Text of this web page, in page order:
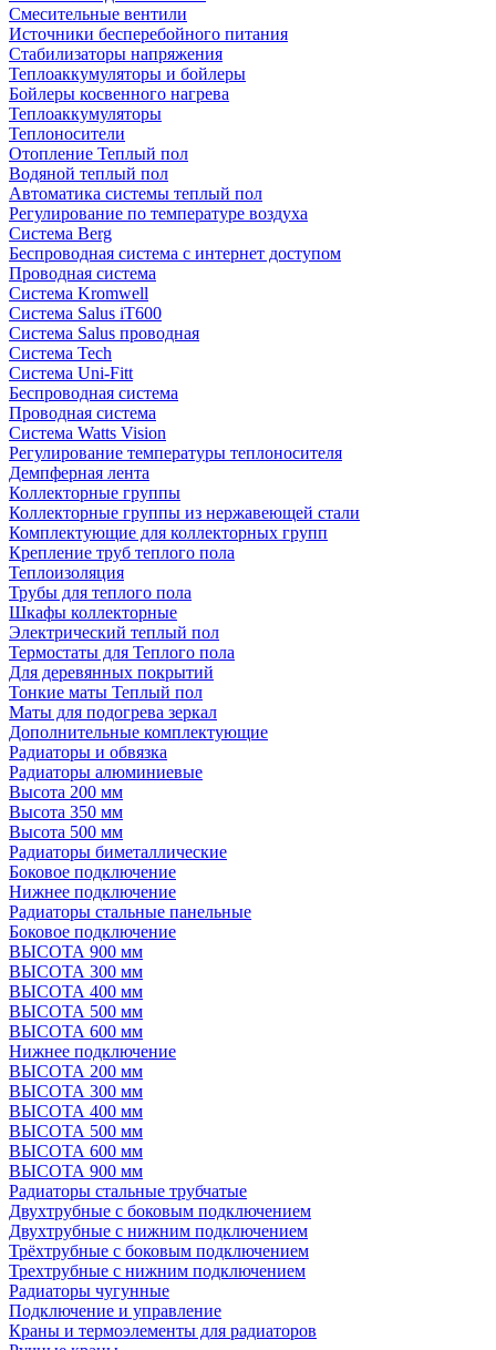
Смесительные вентили
Источники бесперебойного питания
Стабилизаторы напряжения
Теплоаккумуляторы и бойлеры
Бойлеры косвенного нагрева
Теплоаккумуляторы
Теплоносители
Отопление Теплый пол
Водяной теплый пол
Автоматика системы теплый пол
Регулирование по температуре воздуха
Система Berg
Беспроводная система с интернет доступом
Проводная система
Система Kromwell
Система Salus iT600
Система Salus проводная
Система Tech
Система Uni-Fitt
Беспроводная система
Проводная система
Система Watts Vision
Регулирование температуры теплоносителя
Демпферная лента
Коллекторные группы
Коллекторные группы из нержавеющей стали
Комплектующие для коллекторных групп
Крепление труб теплого пола
Теплоизоляция
Трубы для теплого пола
Шкафы коллекторные
Электрический теплый пол
Термостаты для Теплого пола
Для деревянных покрытий
Тонкие маты Теплый пол
Маты для подогрева зеркал
Дополнительные комплектующие
Радиаторы и обвязка
Радиаторы алюминиевые
Высота 200 мм
Высота 350 мм
Высота 500 мм
Радиаторы биметаллические
Боковое подключение
Нижнее подключение
Радиаторы стальные панельные
Боковое подключение
ВЫСОТА 900 мм
ВЫСОТА 300 мм
ВЫСОТА 400 мм
ВЫСОТА 500 мм
ВЫСОТА 600 мм
Нижнее подключение
ВЫСОТА 200 мм
ВЫСОТА 300 мм
ВЫСОТА 400 мм
ВЫСОТА 500 мм
ВЫСОТА 600 мм
ВЫСОТА 900 мм
Радиаторы стальные трубчатые
Двухтрубные с боковым подключением
Двухтрубные с нижним подключением
Трёхтрубные с боковым подключением
Трехтрубные с нижним подключением
Радиаторы чугунные
Подключение и управление
Краны и термоэлементы для радиаторов